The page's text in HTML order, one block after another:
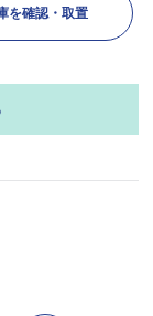
を確認・取置